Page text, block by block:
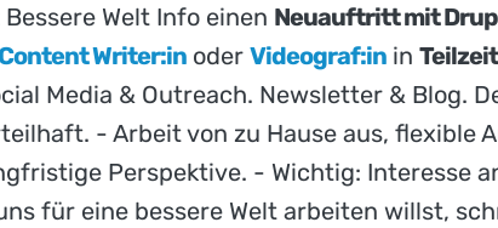
Welt Info einen Neuauftritt mit
Content Writer:in oder Videograf:in in Teilzeit
Media & Outreach. Newsletter & Blog.
- Arbeit von zu Hause aus, flexible
Perspektive. - Wichtig: Interesse
für eine bessere Welt arbeiten willst,